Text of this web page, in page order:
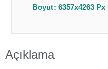
Boyut: 6357x4263 Px
Açıklama